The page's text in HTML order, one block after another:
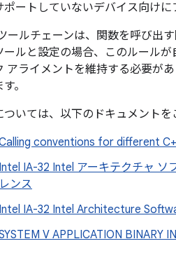
ポートしていないデバイス向けに
ールチェーンは、関数を呼び出
ールと設定の場合、このルール
アライメントを維持する必要が
。
ついては、以下のドキュメントを
conventions for different
Intel IA-32 Intel アーキテクチャ ソ
レンス
Intel IA-32 Intel Architecture
V APPLICATION